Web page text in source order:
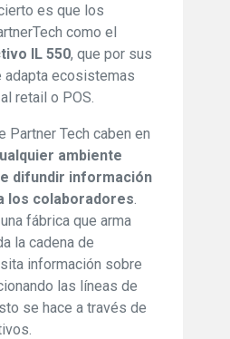
es que los
como el
IL 550, que por sus
ecosistemas
retail o POS.
Partner Tech caben en
ualquier ambiente
difundir información
los colaboradores
fábrica que arma
la cadena de
información sobre
las líneas de
se hace a través de